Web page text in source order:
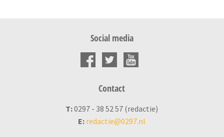
Social media
Contact
T:0297 - 38 52 57 (redactie)
E: redactie@0297.nl